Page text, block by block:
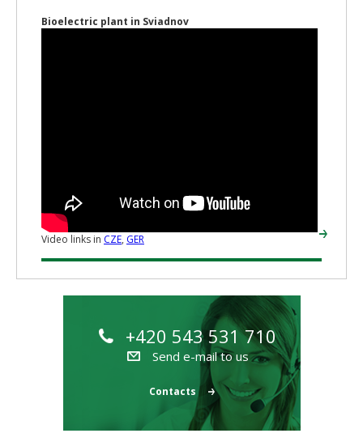
Bioelectric plant in Sviadnov
Video links in CZE, GER
+420 543 531 710
Send e-mail to us
Contacts